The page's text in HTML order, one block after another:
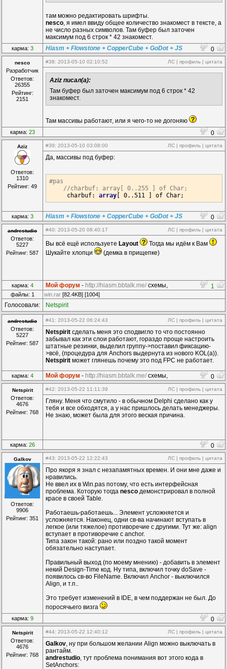
там можно редактировать шрифты.
nesco, я имел ввиду общее количество знакомест в тексте, а
не число разных символов. Там буфер был заточен
максимум под 6 строк * 42 знакомест.
карма: 3 Hiasm + Flowstone + CopperCube + GoDot + JS 0
nesco
Разработчик
Ответов:
26355
Рейтинг:
2151
#38: 2013-05-10 02:10:52 ЛС | профиль | цитата
Aziz писал(а):
Там буфер был заточен максимум под 6 строк * 42
знакомест.
Там массивы работают, или я чего-то не догоняю
карма: 23 0
Aziz
Ответов:
1310
Рейтинг: 49
#39: 2013-05-10 03:08:00 ЛС | профиль | цитата
Да, массивы под буфер:
#pas
//charbuf: array[ 0..255 ] of Char;
     charbuf:
array 0. .511
карма: 3 Hiasm + Flowstone + CopperCube + GoDot + JS 0
andrestudio
Ответов:
5227
Рейтинг: 587
#40: 2013-05-20 08:40:17 ЛС | профиль | цитата
Вы всё ещё используете Layout
Тогда мы идём к Вам
Шукайте хлопци
(демка в прищепке)
карма: 4 Мой форум - http://hiasm.bbtalk.me/ схемы,
компоненты...
1
файлы: 1 win.rar [82.4KB] [1004]
Голосовали: Netspirit
andrestudio
Ответов:
5227
Рейтинг: 587
#41 : 2013-05-22 06:24:43 ЛС | профиль | цитата
Netspirit сделать меня это сподвигло то что постоянно
забывал как эти слои работают, гораздо проще настроить
штатные резинки, выделил группу->поставил фиксацию-
>всё, (процедура для Anchors выдернута из нового KOL(a)).
Netspirit может глянешь почему это под FPC не работает.
карма: 4 Мой форум - http://hiasm.bbtalk.me/ схемы,
компоненты...
0
Netspirit
Ответов:
4676
Рейтинг: 768
#42: 2013-05-22 11:11:39 ЛС | профиль | цитата
Гляну. Меня что смутило - в обычном Delphi сделано как у
тебя и все обходятся, а у нас пришлось делать менеджеры.
Не знаю, может была для этого веская причина.
карма: 26 0
Galkov
Ответов:
9906
Рейтинг: 351
#43: 2013-05-22 12:22:43 ЛС | профиль | цитата
Про якоря я знал с незапамятных времен. И они мне даже и
нравились.
Не ввел их в Win.pas потому, что есть интерфейсная
проблема. Которую тогда nesco демонстрировал в полной
красе в своей Table.
Работаешь-работаешь... Элемент усложняется и
усложняется. Наконец, одни св-ва начинают вступать в
легкое (или тяжелое) противоречие с другими. Тут же: align
вступает в противоречие с anchor.
Типа закон такой: рано или поздно такой момент
обязательно наступает.
Правильный выход (по моему мнению) - добавить в элемент
некий Design-Time код. Ну типа, включил точку doSave -
появилось св-во FileName. Включил Anchor - выключился
Align, и т.п..
Это требует изменений в IDE, в чем поддержан не был. До
поросячьего визга
карма: 9 0
Netspirit
Ответов:
4676
Рейтинг: 768
#44: 2013-05-22 12:40:12 ЛС | профиль | цитата
Galkov, ну при большом желании Align можно выключать в
рантайм.
andrestudio, тут проблема понимания вот этого кода в
SetAnchors: